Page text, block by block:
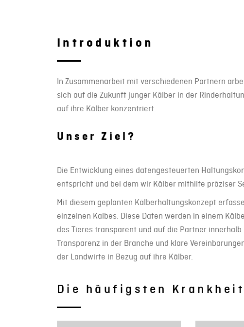
Introduktion
In Zusammenarbeit mit verschiedenen Partnern
sich auf die Zukunft junger Kälber in der
auf ihre Kälber konzentriert.
Unser Ziel?
Die Entwicklung eines datengesteuerten
entspricht und bei dem wir Kälber mithilfe präziser
Mit diesem geplanten Kälberhaltungskonzept
einzelnen Kalbes. Diese Daten werden in einem
des Tieres transparent und auf die Partner
Transparenz in der Branche und klare
der Landwirte in Bezug auf ihre Kälber.
Die häufigsten